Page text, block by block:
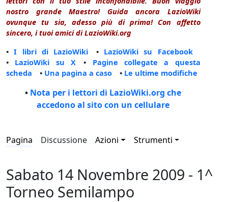
nostro grande Maestro! Guida ancora LazioWiki
ovunque tu sia, adesso più di prima! Con affetto
sincero, i tuoi amici di LazioWiki.org
•I libri di LazioWiki • LazioWiki su Facebook
• LazioWiki su X • Pagine collegate a questa
scheda • Una pagina a caso • Le ultime modifiche
• Nota per i lettori di LazioWiki.org che
accedono al sito con un cellulare
Pagina Discussione Azioni Strumenti
Sabato 14 Novembre 2009 - 1^
Torneo Semilampo